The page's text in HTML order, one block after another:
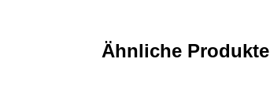
Ähnliche Produkte